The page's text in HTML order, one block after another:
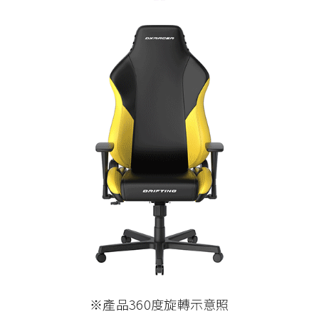
※產品360度旋轉示意照